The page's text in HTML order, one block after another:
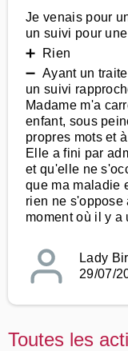
Je venais pour
un suivi pour
➕ Rien
➖ Ayant un
un suivi
Madame m'a
enfant, sous
propres mots et
Elle a fini par
et qu'elle ne
que ma maladie
rien ne s'oppose
moment où il y a
Lady
29/07/
Toutes les